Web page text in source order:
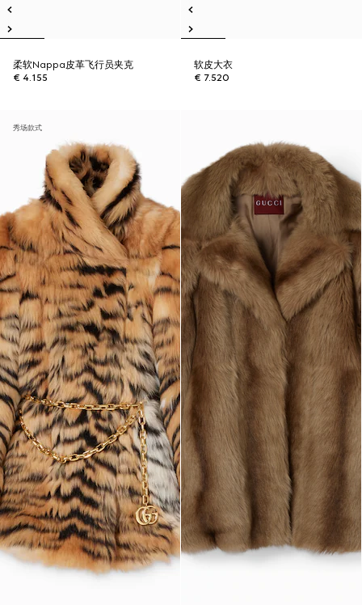
柔软Nappa皮革飞行员夹克
€ 4.155
软皮大衣
€ 7.520
秀场款式